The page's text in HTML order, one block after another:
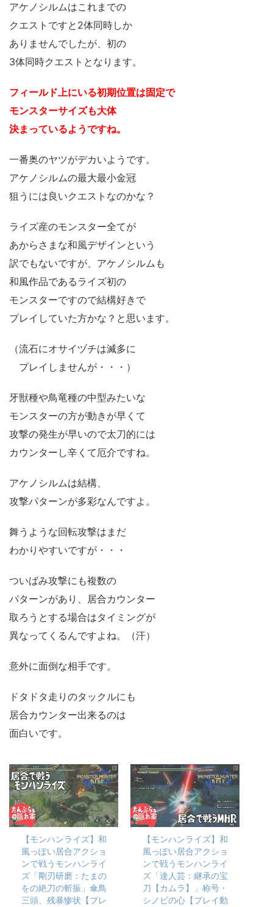
アケノシルムはこれまでの
クエストですと2体同時しか
ありませんでしたが、初の
3体同時クエストとなります。
フィールド上にいる初期位置は固定で
モンスターサイズも大体
決まっているようですね。
一番奥のヤツがデカいようです。
アケノシルムの最大最小金冠
狙うには良いクエストなのかな？
ライズ産のモンスター全てが
あからさまな和風デザインという
訳でもないですが、アケノシルムも
和風作品であるライズ初の
モンスターですので結構好きで
プレイしていた方かな？と思います。
（流石にオサイヅチは滅多に
プレイしませんが・・・）
牙獣種や鳥竜種の中型みたいな
モンスターの方が動きが早くて
攻撃の発生が早いので太刀的には
カウンターし辛くて厄介ですね。
アケノシルムは結構、
攻撃パターンが多彩なんですよ。
舞うような回転攻撃はまだ
わかりやすいですが・・・
ついばみ攻撃にも複数の
パターンがあり、居合カウンター
取ろうとする場合はタイミングが
異なってくるんですよね。（汗）
意外に面倒な相手です。
ドタドタ走りのタックルにも
居合カウンター出来るのは
面白いです。
【モンハンライズ】和
風っぽい居合アクショ
ンで戦うモンハンライ
ズ「剛刃研磨：たまの
をの絶刀の斬振」傘鳥
三頭、残暴惨状【プレ
【モンハンライズ】和
風っぽい居合アクショ
ンで戦うモンハンライ
ズ「達人芸：継承の宝
刀【カムラ】」称号・
シノビの心【プレイ動